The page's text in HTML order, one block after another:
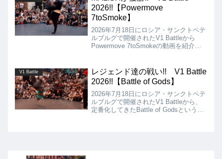
す!!
2026!!【Powermove
7toSmoke】
2026年7月18日にロシア・サンクトペテ
ルブルグで開催されたV1 Battleから
Powermove 7toSmokeの動画を紹介し
MALISHと昨年の覇者であるTIGERとの
一騎打ちとなりましたが、優勝は
MALISHとなりました!!
V1 Battle
レジェンド達の戦い!! V1 Battle
2026!!【Battle of Gods】
2026年7月18日にロシア・サンクトペテ
ルブルグで開催されたV1 Battleから、
定番化してきたBattle of Godsというコ